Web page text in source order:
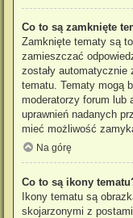
Co to są zamknięte
Zamknięte tematy są
zamieszczać
zostały
tematu. Tematy mogą
moderatorzy forum lub
uprawnień nadanych
mieć możliwość
Na górę
Co to są ikony
Ikony tematu są
skojarzonymi z